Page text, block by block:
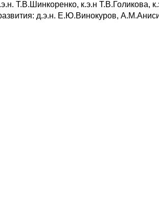
Т.В.Шинкоренко, к.э.н Т.В.Голикова,
д.э.н. Е.Ю.Винокуров,